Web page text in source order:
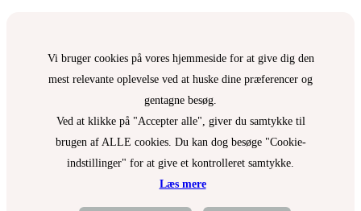
Vi bruger cookies på vores hjemmeside for at give dig den
mest relevante oplevelse ved at huske dine præferencer og
gentagne besøg.
Ved at klikke på "Accepter alle", giver du samtykke til
brugen af ALLE cookies. Du kan dog besøge "Cookie-
indstillinger" for at give et kontrolleret samtykke.
Læs mere